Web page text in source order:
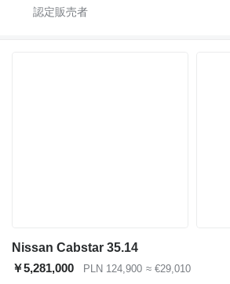
Nissan Cabstar 35.14
￥5,281,000
PLN 124,900 ≈ €29,010